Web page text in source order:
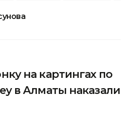
на картингах по
в Алматы наказали